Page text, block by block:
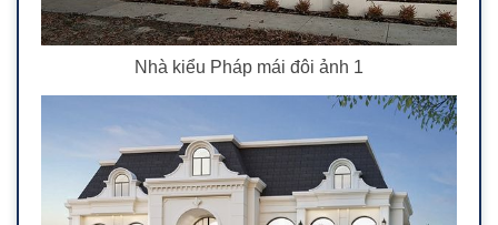
Nhà kiểu Pháp mái đôi ảnh 1